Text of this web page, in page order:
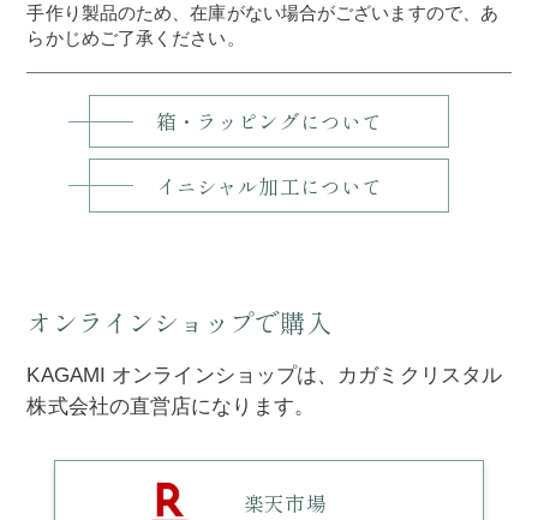
手作り製品のため、在庫がない場合がございますので、あ
らかじめご了承ください。
箱・ラッピングについて
イニシャル加工について
オンラインショップで購入
KAGAMI オンラインショップは、カガミクリスタル
株式会社の直営店になります。
楽天市場